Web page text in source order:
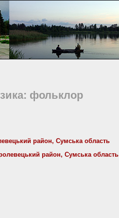
фольклор
район, Сумська область
район, Сумська область